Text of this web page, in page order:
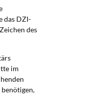
das DZI-
des
im